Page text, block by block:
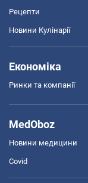
Рецепти
Новини Кулінарії
Економіка
Ринки та компанії
MedOboz
Новини медицини
Covid